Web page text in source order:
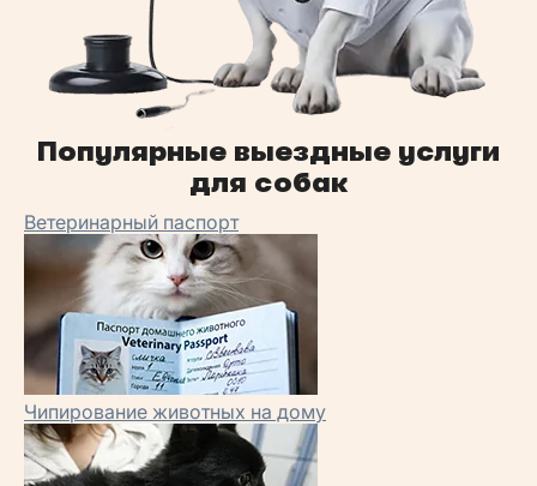
Популярные выездные услуги
для собак
Ветеринарный паспорт
Чипирование животных на дому